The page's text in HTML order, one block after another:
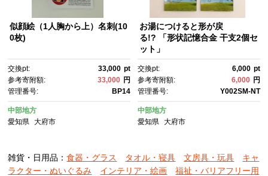
似顔絵（1人胸から上）名刺(10
0枚)
交換pt: 33,000 pt
参考寄附額:
33,000 円
管理番号:
BP14
中部地方
愛知県
大府市
お湯につけると形が戻
る!? 「形状記憶合金 干支2個セ
ット」
交換pt: 6,000 pt
参考寄附額:
6,000 円
管理番号:
Y002SM-NT
中部地方
愛知県 大府市
雑貨・日用品：食器・グラス タオル・寝具 文房具・玩具
キャ
ラクター・ぬいぐるみ
インテリア・絵画
福祉・バリアフリー用